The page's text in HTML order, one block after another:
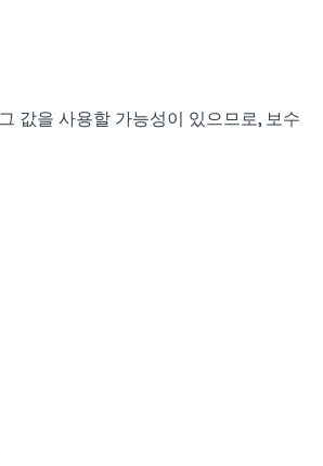
값을 사용할 가능성이 있으므로, 보수